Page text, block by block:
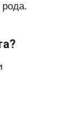
рода.